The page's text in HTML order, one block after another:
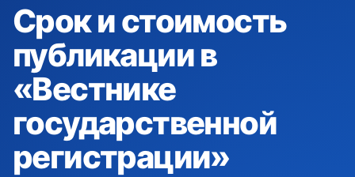
Срок и стоимость
публикации в
«Вестнике
государственной
регистрации»